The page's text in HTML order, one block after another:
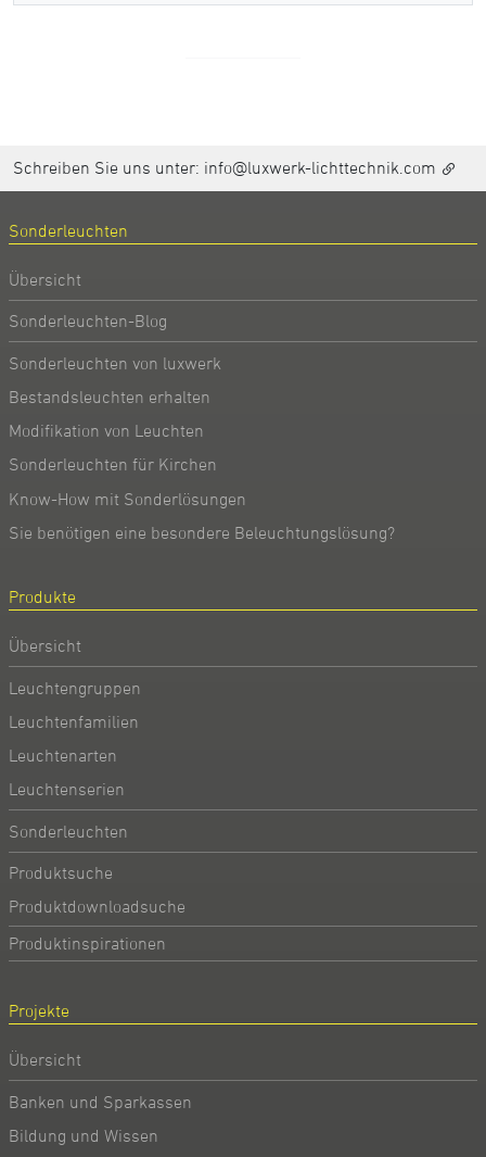
Schreiben Sie uns unter: info@luxwerk-lichttechnik.com
Sonderleuchten
Übersicht
Sonderleuchten-Blog
Sonderleuchten von luxwerk
Bestandsleuchten erhalten
Modifikation von Leuchten
Sonderleuchten für Kirchen
Know-How mit Sonderlösungen
Sie benötigen eine besondere Beleuchtungslösung?
Produkte
Übersicht
Leuchtengruppen
Leuchtenfamilien
Leuchtenarten
Leuchtenserien
Sonderleuchten
Produktsuche
Produktdownloadsuche
Produktinspirationen
Projekte
Übersicht
Banken und Sparkassen
Bildung und Wissen